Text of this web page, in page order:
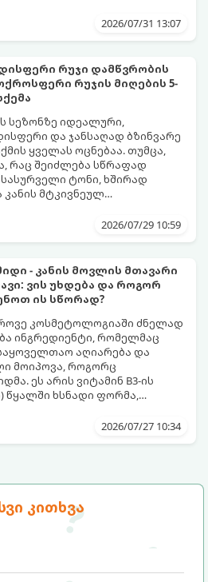
კითხვა
უსიამოვნო სუნი გაჩნდა,
სუნს აჩენენ ბაქტერიები,
ჩვენი მიზანია ამ
განადგურება და კანის
ეფექტური,
და ნაცადი ხერხი,
ნებისმიერ ოფისში, კაფესა
ტუალეტში, სულ
გადაგარჩენთ:
2026/07/31 13:07
რუჯი დამწვრობის
რუჯის მიღების 5-
სეზონზე იდეალური,
და ჯანსაღად ბზინვარე
ყველას ოცნებაა. თუმცა,
რაც შეიძლება სწრაფად
ტონი, ხშირად
კანის მტკივნეულ
მელანინი - პიგმენტი,
დაგეხმარებათ, მიიღოთ
და ხანგრძლივი რუჯი
დაზიანების გარეშე.
2026/07/29 10:59
- კანის მოვლის მთავარი
ვის უხდება და როგორ
ის სწორად?
კოსმეტოლოგიაში ძნელად
ინგრედიენტი, რომელმაც
აღიარება და
მოიპოვა, როგორც
ეს არის ვიტამინ B3-ის
წყალში ხსნადი ფორმა,
ნამდვილი „მაშველი რგოლია“.
რუტინის შეუცვლელი
2026/07/27 10:34